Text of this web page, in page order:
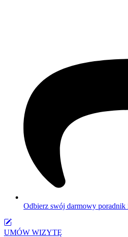
Odbierz swój darmowy poradnik
UMÓW WIZYTĘ